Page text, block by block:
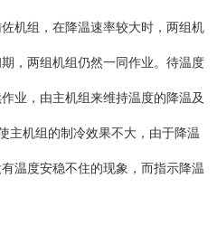
机组，在降温速率较大时，两组机
，两组机组仍然一同作业。待温度
业，由主机组来维持温度的降温及
主机组的制冷效果不大，由于降温
温度安稳不住的现象，而指示降温